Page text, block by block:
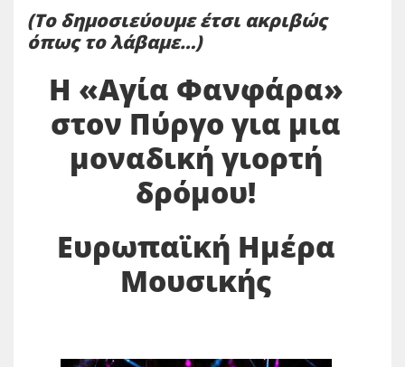
(Το δημοσιεύουμε έτσι ακριβώς
όπως το λάβαμε…)
Η «Αγία Φανφάρα»
στον Πύργο για μια
μοναδική γιορτή
δρόμου!
Ευρωπαϊκή Ημέρα
Μουσικής